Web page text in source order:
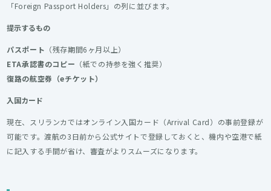
「Foreign Passport Holders」の列に並びます。
提示するもの
パスポート （残存期間6ヶ月以上）
ETA承認書のコピー （紙での持参を強く推奨）
復路の航空券（eチケット）
入国カード
現在、スリランカではオンライン入国カード（Arrival Card）の事前登録が
可能です。渡航の3日前から公式サイトで登録しておくと、機内や空港で紙
に記入する手間が省け、審査がよりスムーズになります。